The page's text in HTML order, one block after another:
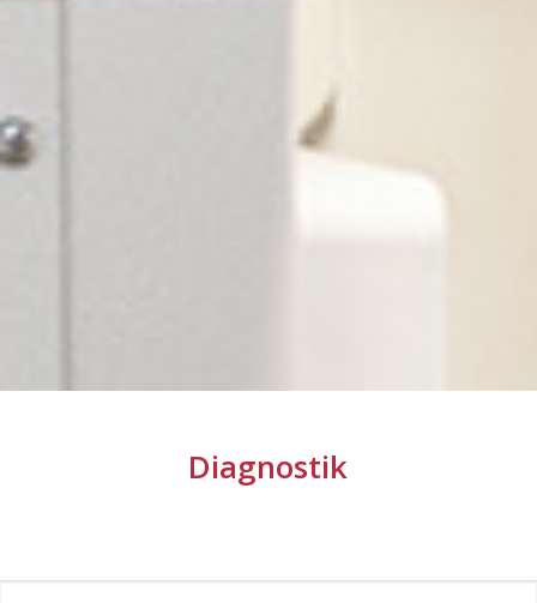
Diagnostik